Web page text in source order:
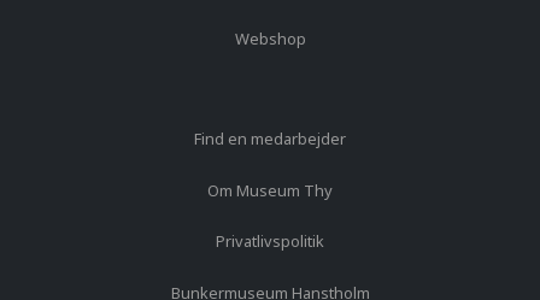
Webshop
Find en medarbejder
Om Museum Thy
Privatlivspolitik
Bunkermuseum Hanstholm